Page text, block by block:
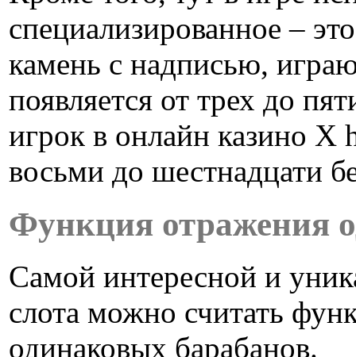
специализированное –
камень с надписью,
появляется от трех до
игрок в онлайн казино X
восьми до шестнадцати
Функция отражения
Самой интересной и
слота можно считать
одинаковых барабанов.